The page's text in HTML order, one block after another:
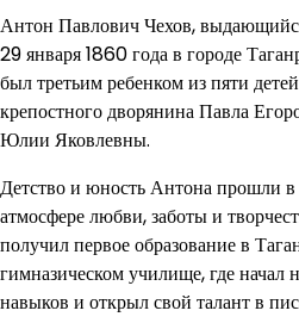
Антон Павлович Чехов,
29 января 1860 года в городе
был третьим ребенком из пяти
крепостного дворянина Павла
Юлии Яковлевны.
Детство и юность Антона прошли
атмосфере любви, заботы и
получил первое образование в
гимназическом училище, где начал
навыков и открыл свой талант в